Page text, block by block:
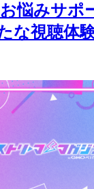
悩みサポ
な視聴体